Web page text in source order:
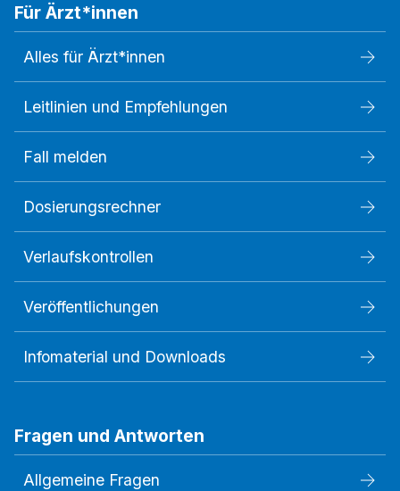
Für Ärzt*innen
Alles für Ärzt*innen
Leitlinien und Empfehlungen
Fall melden
Dosierungsrechner
Verlaufskontrollen
Veröffentlichungen
Infomaterial und Downloads
Fragen und Antworten
Allgemeine Fragen